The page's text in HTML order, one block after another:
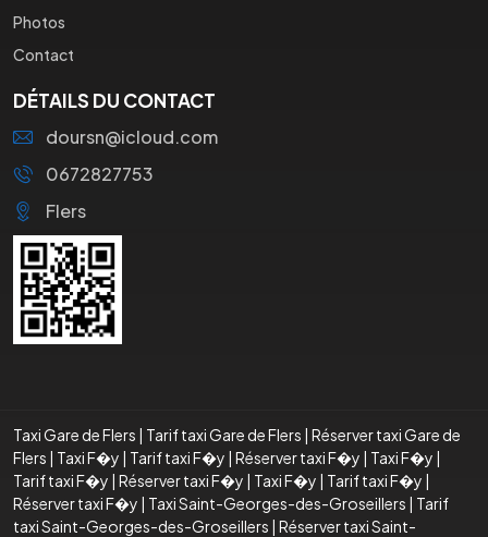
Photos
Contact
DÉTAILS DU CONTACT
doursn@icloud.com
0672827753
Flers
Taxi Gare de Flers | Tarif taxi Gare de Flers | Réserver taxi Gare de
Flers | Taxi F�y | Tarif taxi F�y | Réserver taxi F�y | Taxi F�y |
Tarif taxi F�y | Réserver taxi F�y | Taxi F�y | Tarif taxi F�y |
Réserver taxi F�y | Taxi Saint-Georges-des-Groseillers | Tarif
taxi Saint-Georges-des-Groseillers | Réserver taxi Saint-